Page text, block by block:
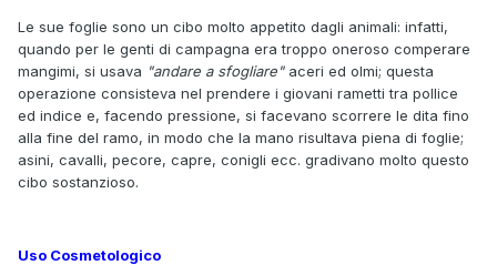
Le sue foglie sono un cibo molto appetito dagli animali: infatti,
quando per le genti di campagna era troppo oneroso comperare
mangimi, si usava "andare a sfogliare"aceri ed olmi; questa
operazione consisteva nel prendere i giovani rametti tra pollice
ed indice e, facendo pressione, si facevano scorrere le dita fino
alla fine del ramo, in modo che la mano risultava piena di foglie;
asini, cavalli, pecore, capre, conigli ecc. gradivano molto questo
cibo sostanzioso.
Uso Cosmetologico